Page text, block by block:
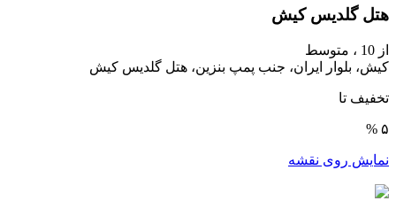
هتل گلدیس کیش
از 10 ،
متوسط
کیش، بلوار ایران، جنب پمپ بنزین، هتل گلدیس کیش
تخفیف تا
۵ %
نمایش روی نقشه